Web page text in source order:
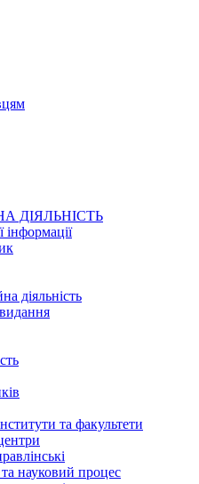
ДІЯЛЬНІСТЬ
інформації
діяльність
та факультети
науковий процес